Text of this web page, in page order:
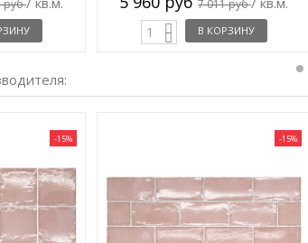
руб 7 011 руб
В КОРЗИНУ
-15% -15%